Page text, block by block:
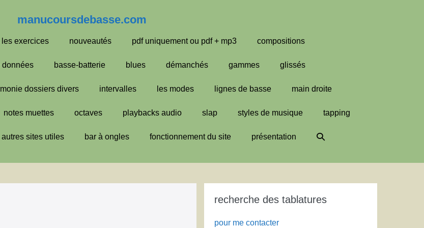
manucoursdebasse.com
les exercices nouveautés pdf uniquement ou pdf + mp3 compositions
données basse-batterie blues démanchés gammes glissés
dossiers divers intervalles les modes lignes de basse main droite
notes muettes octaves playbacks audio slap styles de musique tapping
autres sites utiles bar à ongles fonctionnement du site présentation
Basculer
recherche
recherche des tablatures
pour me contacter